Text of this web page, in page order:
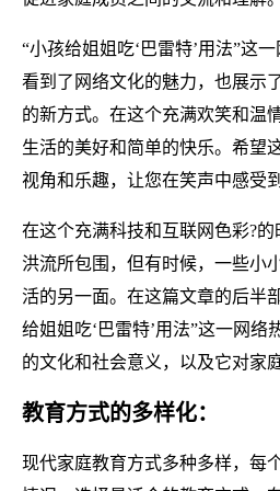
“小孩给姐姐吃‘巴雷特’用法”这
看到了网络文化的魅力，也展示
的新方式。在这个充满欢笑和温
生活的美好和简单的快乐。希望
视角和乐趣，让您在笑声中感受
在这个充满科技和互联网色彩?
洪流所包围，但有时候，一些小
活的另一面。在这篇文章的后半
给姐姐吃‘巴雷特’用法”这一网
的文化和社会意义，以及它对家
教育方式的多样化：
现代家庭教育方式多种多样，每